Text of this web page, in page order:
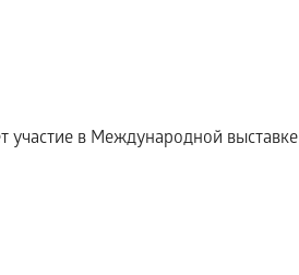
в Международной выставке